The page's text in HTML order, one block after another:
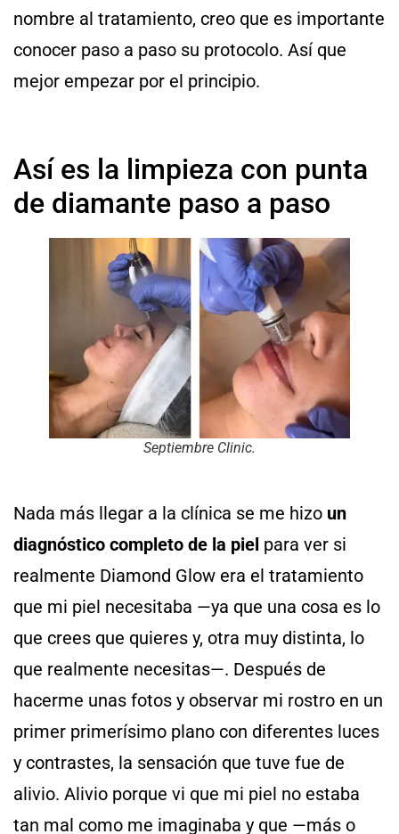
nombre al tratamiento, creo que es importante
conocer paso a paso su protocolo. Así que
mejor empezar por el principio.
Así es la limpieza con punta
de diamante paso a paso
Septiembre Clinic.
Nada más llegar a la clínica se me hizo un
diagnóstico completo de la piel para ver si
realmente Diamond Glow era el tratamiento
que mi piel necesitaba —ya que una cosa es lo
que crees que quieres y, otra muy distinta, lo
que realmente necesitas—. Después de
hacerme unas fotos y observar mi rostro en un
primer primerísimo plano con diferentes luces
y contrastes, la sensación que tuve fue de
alivio. Alivio porque vi que mi piel no estaba
tan mal como me imaginaba y que —más o